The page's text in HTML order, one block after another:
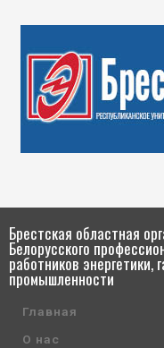
Брестская областная
Белорусского
работников энергетики,
промышленности
Главная
О нас